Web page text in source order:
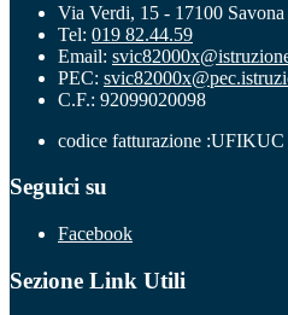
Via Verdi, 15 - 17100
Tel: 019 82.44.59
Email:
PEC:
C.F.: 92099020098
codice fatturazione :UFIKUC
Seguici su
Facebook
Sezione Link Utili